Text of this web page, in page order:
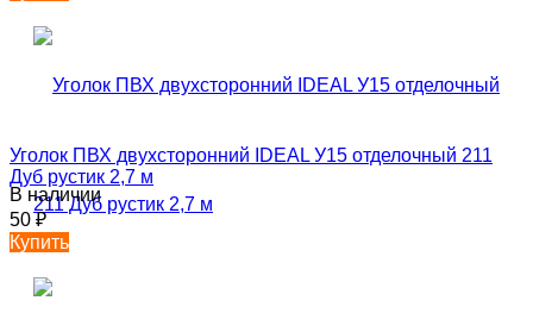
Уголок ПВХ двухсторонний IDEAL У15 отделочный 211
Дуб рустик 2,7 м
В наличии
50₽
Купить